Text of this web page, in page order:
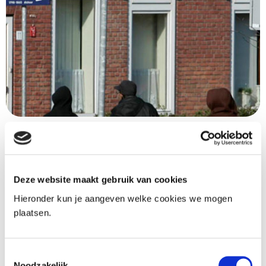
Deze website maakt gebruik van cookies
Hieronder kun je aangeven welke cookies we mogen
plaatsen.
Wetsvoorstel WGS aangenomen
gegevensverwerking door